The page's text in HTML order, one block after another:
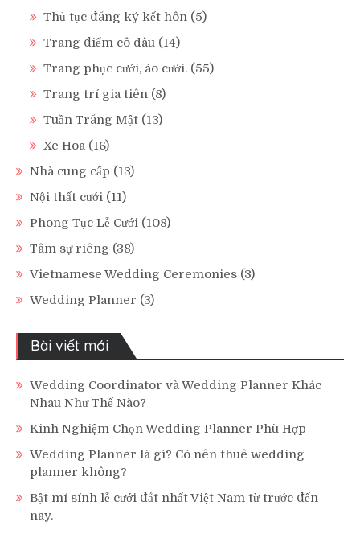
Thủ tục đăng ký kết hôn (5)
Trang điểm cô dâu (14)
Trang phục cưới, áo cưới. (55)
Trang trí gia tiên (8)
Tuần Trăng Mật (13)
Xe Hoa (16)
Nhà cung cấp (13)
Nội thất cưới (11)
Phong Tục Lễ Cưới (108)
Tâm sự riêng (38)
Vietnamese Wedding Ceremonies (3)
Wedding Planner (3)
Bài viết mới
Wedding Coordinator và Wedding Planner Khác
Nhau Như Thế Nào?
Kinh Nghiệm Chọn Wedding Planner Phù Hợp
Wedding Planner là gì? Có nên thuê wedding
planner không?
Bật mí sính lễ cưới đắt nhất Việt Nam từ trước đến
nay.